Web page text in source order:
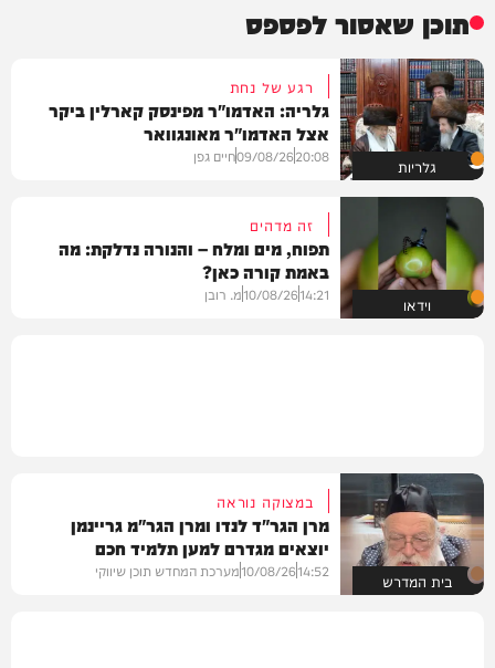
תוכן שאסור לפספס
גלריות
רגע של נחת
גלריה: האדמו"ר מפינסק קארלין ביקר
אצל האדמו"ר מאונגוואר
20:08
09/08/26חיים גפן
וידאו
זה מדהים
תפוח, מים ומלח – והנורה נדלקת: מה
באמת קורה כאן?
14:21
10/08/26מ. רובן
בית המדרש
במצוקה נוראה
מרן הגר"ד לנדו ומרן הגר"מ גריינמן
יוצאים מגדרם למען תלמיד חכם
14:52
10/08/26מערכת המחדש תוכן שיווקי